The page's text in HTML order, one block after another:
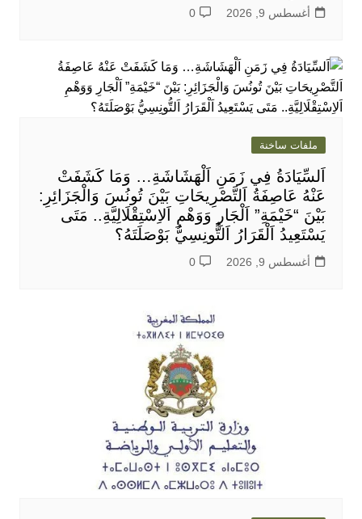
أغسطس 9, 2026 0
ملفات ساخنة
اَلسِّيَادَةُ فِي زَمَنِ اَلْهَشَاشَةِ… وَمَا كَشَفَتْ
عَنْهُ عَاصِفَةُ اَلتَّصْرِيحَاتِ بَيْنَ تُونُسَ وَالْجَزَائِرِ:
بَيْنَ “خَيْمَةِ” اَلْجَارِ وَوَهْمِ اَلاِسْتِقْلَالِيَّةِ.. مَتَى
يَسْتَعِيدُ اَلْقَرَارُ اَلتُّونِسِيُّ بَوْصَلَتَهُ؟
أغسطس 9, 2026 0